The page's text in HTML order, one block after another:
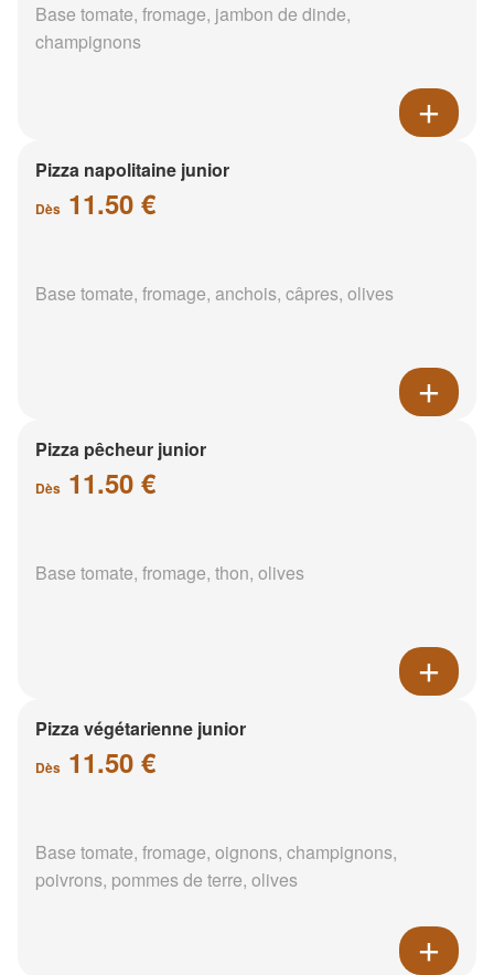
Base tomate, fromage, jambon de dinde,
champignons
Pizza napolitaine junior
Dès 11.50 €
Base tomate, fromage, anchois, câpres, olives
Pizza pêcheur junior
Dès 11.50 €
Base tomate, fromage, thon, olives
Pizza végétarienne junior
Dès 11.50 €
Base tomate, fromage, oignons, champignons,
poivrons, pommes de terre, olives